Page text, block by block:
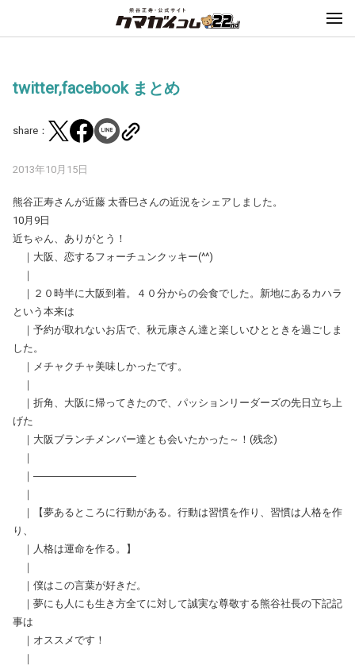
twitter,facebook まとめ
share：
2013年10月15日
熊谷正寿さんが近藤 太香巳さんの近況をシェアしました。
10月9日
近ちゃん、ありがとう！
｜大阪、恋するフォーチュンクッキー(^^)
｜
｜２０時半に大阪到着。４０分からの会食でした。新地にあるカハラ
という本来は
｜予約が取れないお店で、秋元康さん達と楽しいひとときを過ごしま
した。
｜メチャクチャ美味しかったです。
｜
｜折角、大阪に帰ってきたので、パッションリーダーズの先日立ち上
げた
｜大阪ブランチメンバー達とも会いたかった～！(残念)
｜
｜――――――――――
｜
｜【夢あるところに行動がある。行動は習慣を作り、習慣は人格を作
り、
｜人格は運命を作る。】
｜
｜僕はこの言葉が好きだ。
｜夢にも人にも生き方全てに対して誠実な尊敬する熊谷社長の下記記
事は
｜オススメです！
｜